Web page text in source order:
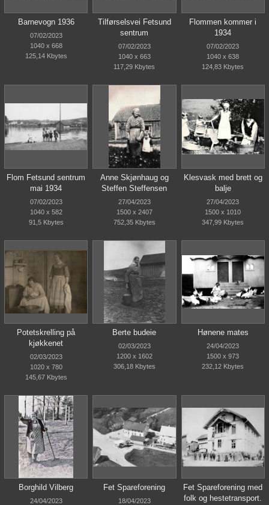
Barnevogn 1936
07/02/2023
1040 x 668
125,14 Kbytes
Tilførselsvei Fetsund
sentrum
07/02/2023
1040 x 663
117,29 Kbytes
Flommen kommer i
1934
07/02/2023
1040 x 638
124,83 Kbytes
Flom Fetsund sentrum
mai 1934
07/02/2023
1040 x 582
91,5 Kbytes
Anne Skjønhaug og
Steffen Steffensen
27/04/2023
1500 x 2407
752,35 Kbytes
Klesvask med brett og
balje
27/04/2023
1500 x 1010
347,99 Kbytes
Potetskrelling på
kjøkkenet
02/03/2023
1020 x 780
145,67 Kbytes
Berte budeie
02/03/2023
1200 x 1602
306,18 Kbytes
Hønene mates
24/04/2023
1500 x 973
232,12 Kbytes
Borghild Vilberg
24/04/2023
Fet Spareforening
18/04/2023
Fet Spareforening med
folk og hestetransport.